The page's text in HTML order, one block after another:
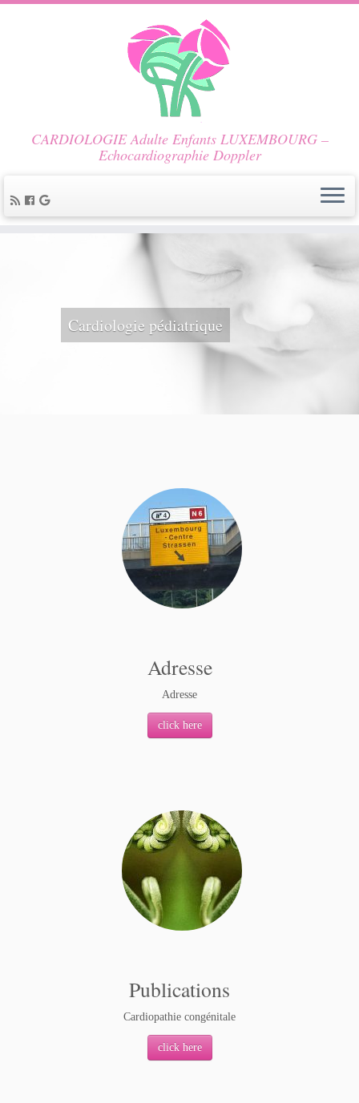
CARDIOLOGIE Adulte Enfants LUXEMBOURG –
Echocardiographie Doppler
Cardiologie pédiatrique
Adresse
Adresse
click here
Publications
Cardiopathie congénitale
click here